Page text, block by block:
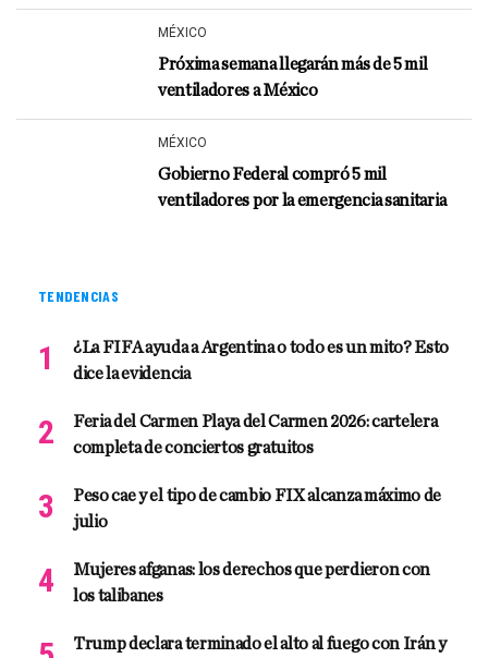
MÉXICO
Próxima semana llegarán más de 5 mil
ventiladores a México
MÉXICO
Gobierno Federal compró 5 mil
ventiladores por la emergencia sanitaria
TENDENCIAS
¿La FIFA ayuda a Argentina o todo es un mito? Esto
dice la evidencia
Feria del Carmen Playa del Carmen 2026: cartelera
completa de conciertos gratuitos
Peso cae y el tipo de cambio FIX alcanza máximo de
julio
Mujeres afganas: los derechos que perdieron con
los talibanes
Trump declara terminado el alto al fuego con Irán y